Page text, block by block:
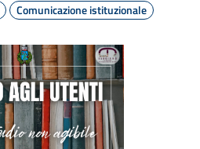
Comunicazione istituzionale